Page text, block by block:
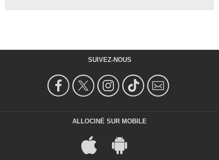
SUIVEZ-NOUS
ALLOCINÉ SUR MOBILE